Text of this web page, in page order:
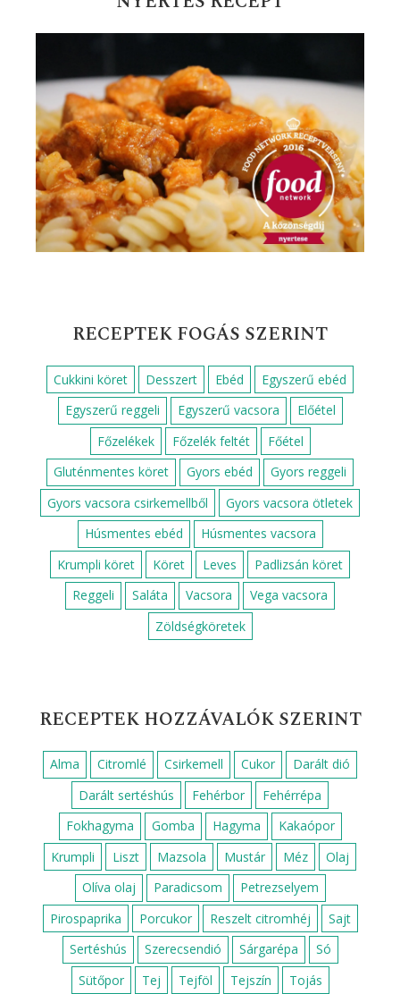
RECEPTEK FOGÁS SZERINT
Cukkini köret Desszert Ebéd
Egyszerű ebéd
Egyszerű reggeli
Egyszerű vacsora
Előétel
Főzelékek
Főzelék feltét
Főétel
Gluténmentes köret
Gyors ebéd
Gyors reggeli
Gyors vacsora csirkemellből
Gyors vacsora ötletek
Húsmentes ebéd
Húsmentes vacsora
Krumpli köret
Köret Leves
Padlizsán köret
Reggeli
Saláta Vacsora
Vega vacsora
Zöldségköretek
RECEPTEK HOZZÁVALÓK SZERINT
Alma Citromlé Csirkemell Cukor
Darált dió
Darált sertéshús
Fehérbor
Fehérrépa
Fokhagyma
Gomba Hagyma
Kakaópor
Krumpli
Liszt Mazsola Mustár Méz
Olaj
Olíva olaj
Paradicsom
Petrezselyem
Pirospaprika
Porcukor Reszelt citromhéj
Sajt
Sertéshús
Szerecsendió Sárgarépa
Só
Sütőpor
Tej Tejföl Tejszín Tojás